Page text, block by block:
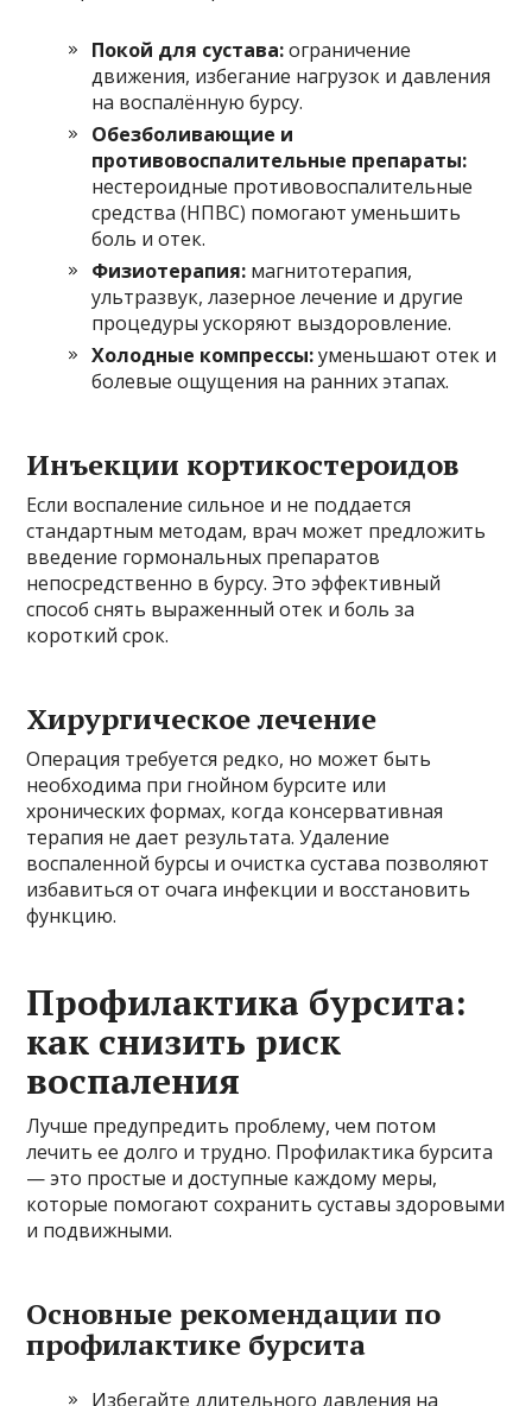
Покой для сустава:ограничение
движения, избегание нагрузок и давления
на воспалённую бурсу.
Обезболивающие и
противовоспалительные препараты:
нестероидные противовоспалительные
средства (НПВС) помогают уменьшить
боль и отек.
Физиотерапия: магнитотерапия,
ультразвук, лазерное лечение и другие
процедуры ускоряют выздоровление.
Холодные компрессы:уменьшают отек и
болевые ощущения на ранних этапах.
Инъекции кортикостероидов
Если воспаление сильное и не поддается
стандартным методам, врач может предложить
введение гормональных препаратов
непосредственно в бурсу. Это эффективный
способ снять выраженный отек и боль за
короткий срок.
Хирургическое лечение
Операция требуется редко, но может быть
необходима при гнойном бурсите или
хронических формах, когда консервативная
терапия не дает результата. Удаление
воспаленной бурсы и очистка сустава позволяют
избавиться от очага инфекции и восстановить
функцию.
Профилактика бурсита:
как снизить риск
воспаления
Лучше предупредить проблему, чем потом
лечить ее долго и трудно. Профилактика бурсита
— это простые и доступные каждому меры,
которые помогают сохранить суставы здоровыми
и подвижными.
Основные рекомендации по
профилактике бурсита
Избегайте длительного давления на